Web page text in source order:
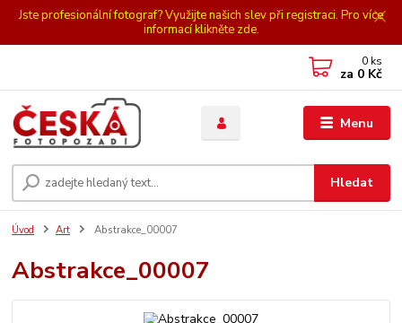
Jste profesionální fotograf? Využijte našich slev při registraci. Pro více
informací klikněte zde.
Menu
Hledat
0 ks
za 0 Kč
Úvod Art Abstrakce_00007
Abstrakce_00007